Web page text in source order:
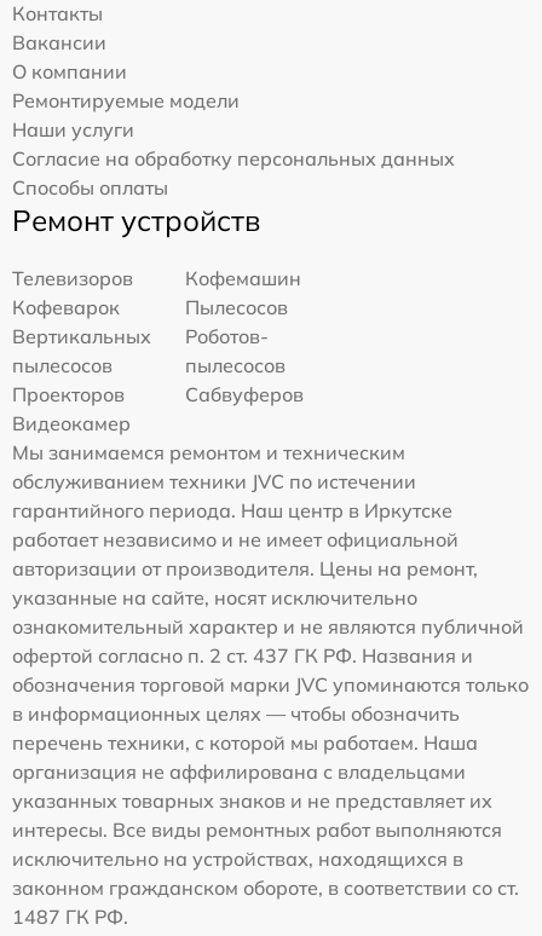
Контакты
Вакансии
О компании
Ремонтируемые модели
Наши услуги
Согласие на обработку персональных данных
Способы оплаты
Ремонт устройств
Телевизоров
Кофемашин
Кофеварок
Пылесосов
Вертикальных
пылесосов
Роботов-
пылесосов
Проекторов
Сабвуферов
Видеокамер
Мы занимаемся ремонтом и техническим
обслуживанием техники JVC по истечении
гарантийного периода. Наш центр в Иркутске
работает независимо и не имеет официальной
авторизации от производителя. Цены на ремонт,
указанные на сайте, носят исключительно
ознакомительный характер и не являются публичной
офертой согласно п. 2 ст. 437 ГК РФ. Названия и
обозначения торговой марки JVC упоминаются только
в информационных целях — чтобы обозначить
перечень техники, с которой мы работаем. Наша
организация не аффилирована с владельцами
указанных товарных знаков и не представляет их
интересы. Все виды ремонтных работ выполняются
исключительно на устройствах, находящихся в
законном гражданском обороте, в соответствии со ст.
1487 ГК РФ.